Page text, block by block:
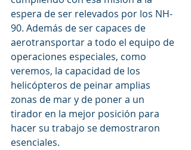
espera de ser relevados por los NH-
90. Además de ser capaces de
aerotransportar a todo el equipo de
operaciones especiales, como
veremos, la capacidad de los
helicópteros de peinar amplias
zonas de mar y de poner a un
tirador en la mejor posición para
hacer su trabajo se demostraron
esenciales.